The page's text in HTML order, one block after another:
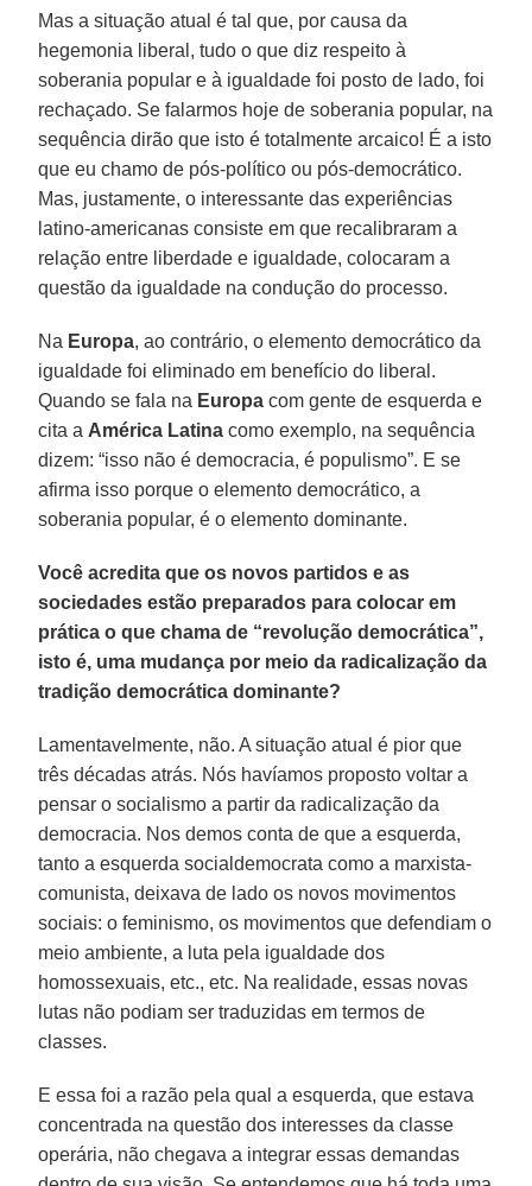
Mas a situação atual é tal que, por causa da
hegemonia liberal, tudo o que diz respeito à
soberania popular e à igualdade foi posto de lado, foi
rechaçado. Se falarmos hoje de soberania popular, na
sequência dirão que isto é totalmente arcaico! É a isto
que eu chamo de pós-político ou pós-democrático.
Mas, justamente, o interessante das experiências
latino-americanas consiste em que recalibraram a
relação entre liberdade e igualdade, colocaram a
questão da igualdade na condução do processo.
Na Europa, ao contrário, o elemento democrático da
igualdade foi eliminado em benefício do liberal.
Quando se fala na Europa com gente de esquerda e
cita a América Latina como exemplo, na sequência
dizem: “isso não é democracia, é populismo”. E se
afirma isso porque o elemento democrático, a
soberania popular, é o elemento dominante.
Você acredita que os novos partidos e as
sociedades estão preparados para colocar em
prática o que chama de “revolução democrática”,
isto é, uma mudança por meio da radicalização da
tradição democrática dominante?
Lamentavelmente, não. A situação atual é pior que
três décadas atrás. Nós havíamos proposto voltar a
pensar o socialismo a partir da radicalização da
democracia. Nos demos conta de que a esquerda,
tanto a esquerda socialdemocrata como a marxista-
comunista, deixava de lado os novos movimentos
sociais: o feminismo, os movimentos que defendiam o
meio ambiente, a luta pela igualdade dos
homossexuais, etc., etc. Na realidade, essas novas
lutas não podiam ser traduzidas em termos de
classes.
E essa foi a razão pela qual a esquerda, que estava
concentrada na questão dos interesses da classe
operária, não chegava a integrar essas demandas